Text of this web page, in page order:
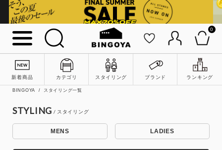
0
新着商品 カテゴリ スタイリング ブランド ランキング
詳細検索
キーワード
BINGOYA スタイリング一覧
STYLING
MENS LADIES